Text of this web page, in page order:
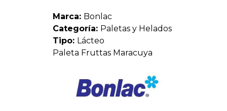
Marca: Bonlac
Categoría: Paletas y Helados
Tipo: Lácteo
Paleta Fruttas Maracuya